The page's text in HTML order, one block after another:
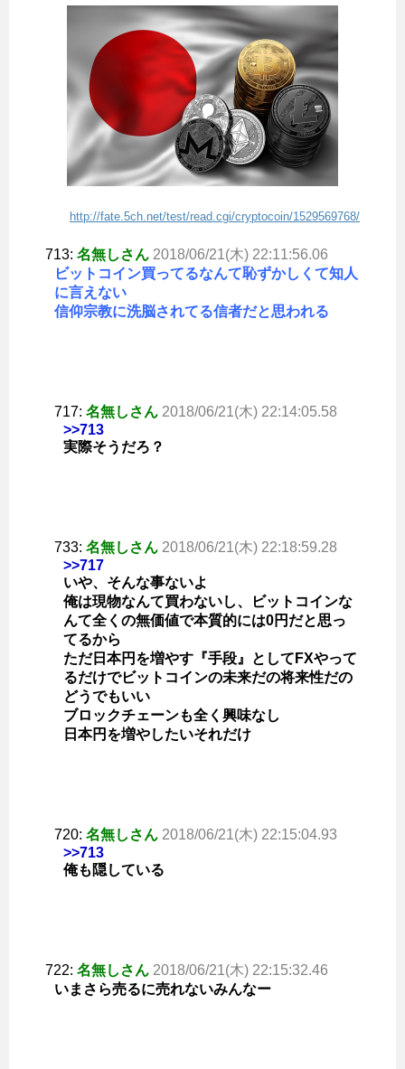
http://fate.5ch.net/test/read.cgi/cryptocoin/1529569768/
713: 名無しさん 2018/06/21(木) 22:11:56.06
ビットコイン買ってるなんて恥ずかしくて知人
に言えない
信仰宗教に洗脳されてる信者だと思われる
717: 名無しさん 2018/06/21(木) 22:14:05.58
>>713
実際そうだろ？
733: 名無しさん 2018/06/21(木) 22:18:59.28
>>717
いや、そんな事ないよ
俺は現物なんて買わないし、ビットコインな
んて全くの無価値で本質的には0円だと思っ
てるから
ただ日本円を増やす『手段』としてFXやって
るだけでビットコインの未来だの将来性だの
どうでもいい
ブロックチェーンも全く興味なし
日本円を増やしたいそれだけ
720: 名無しさん 2018/06/21(木) 22:15:04.93
>>713
俺も隠している
722: 名無しさん 2018/06/21(木) 22:15:32.46
いまさら売るに売れないみんなー